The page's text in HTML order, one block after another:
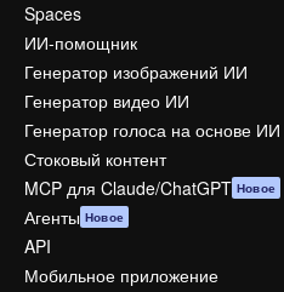
Spaces
ИИ-помощник
Генератор изображений ИИ
Генератор видео ИИ
Генератор голоса на основе ИИ
Стоковый контент
MCP для Claude/ChatGPT Новое
Агенты Новое
API
Мобильное приложение